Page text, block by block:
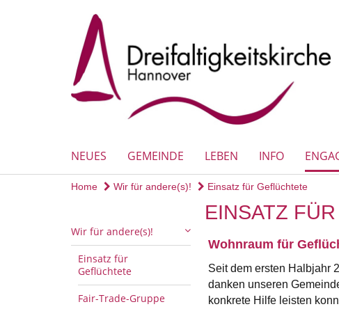
NEUES GEMEINDE LEBEN INFO
Home Wir für andere(s)! Einsatz für Geflüchtete
Wir für andere(s)!
Einsatz für
Geflüchtete
Fair-Trade-Gruppe
EINSATZ
Wohnraum für
Seit dem ersten Halbjahr
danken unseren
konkrete Hilfe leisten